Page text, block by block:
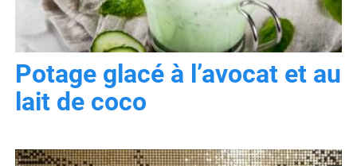
Potage glacé à l’avocat et au
lait de coco